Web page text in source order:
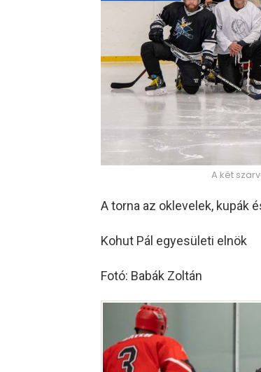
A két
A torna az oklevelek, kupák
Kohut Pál egyesületi elnök
Fotó: Babák Zoltán